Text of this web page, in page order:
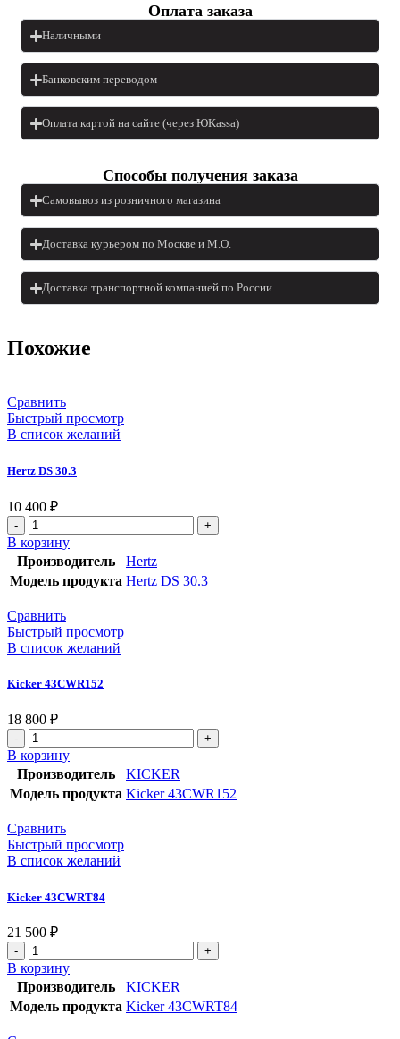
Оплата заказа
Наличными
Банковским переводом
Оплата картой на сайте (через ЮKassa)
Cпособы получения заказа
Самовывоз из розничного магазина
Доставка курьером по Москве и М.О.
Доставка транспортной компанией по России
Похожие
Сравнить
Быстрый просмотр
В список желаний
Hertz DS 30.3
10 400 ₽
В корзину
Производитель
Hertz
Модель продукта Hertz DS 30.3
Сравнить
Быстрый просмотр
В список желаний
Kicker 43CWR152
18 800 ₽
В корзину
Производитель
KICKER
Модель продукта Kicker 43CWR152
Сравнить
Быстрый просмотр
В список желаний
Kicker 43CWRT84
21 500 ₽
В корзину
Производитель
KICKER
Модель продукта Kicker 43CWRT84